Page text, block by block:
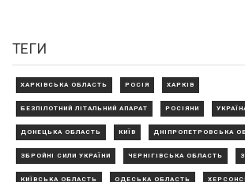
ТЕГИ
ХАРКІВСЬКА ОБЛАСТЬ РОСІЯ ХАРКІВ
БЕЗПІЛОТНИЙ ЛІТАЛЬНИЙ АПАРАТ РОСІЯНИ
ДОНЕЦЬКА ОБЛАСТЬ КИЇВ ДНІПРОПЕТРОВСЬКА
ЗБРОЙНІ СИЛИ УКРАЇНИ ЧЕРНІГІВСЬКА ОБЛАСТЬ
КИЇВСЬКА ОБЛАСТЬ ОДЕСЬКА ОБЛАСТЬ